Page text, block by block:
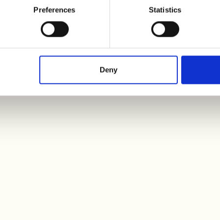
Preferences Statistics
Deny
zu Abweichungen zwischen den Informationen auf dieser Seite und